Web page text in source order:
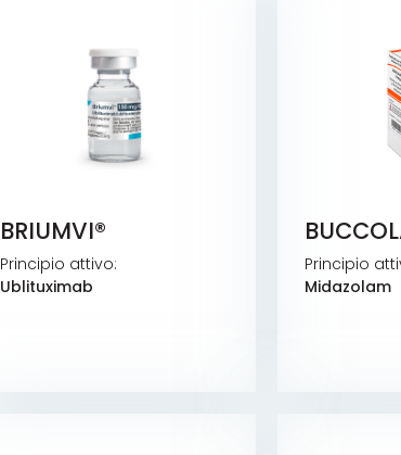
BRIUMVI®
Principio attivo:
Ublituximab
Principio
Midazolam